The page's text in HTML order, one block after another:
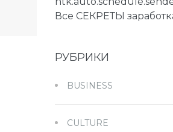
Все СЕКРЕТЫ
РУБРИКИ
BUSINESS
CULTURE